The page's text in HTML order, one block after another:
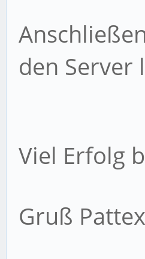
den Server
Viel Erfolg
Gruß Pattex